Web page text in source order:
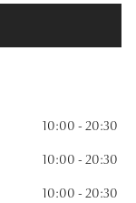
Panthos
Marques
Lunettes
10:00 - 20:30
10:00 - 20:30
10:00 - 20:30